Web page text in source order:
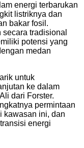
energi terbarukan
listriknya dan
bakar fosil.
tradisional
potensi yang
medan
untuk
ke dalam
dari Forster.
permintaan
kawasan ini, dan
energi